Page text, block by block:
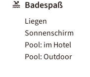
Badespaß
Liegen
Sonnenschirm
Pool: im Hotel
Pool: Outdoor